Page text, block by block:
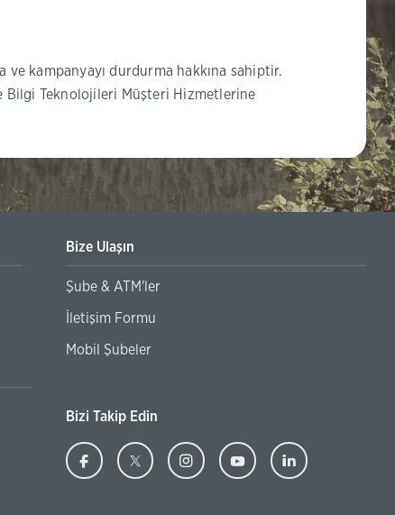
ve kampanyayı durdurma hakkına sahiptir.
Bilgi Teknolojileri Müşteri Hizmetlerine
Banka Hesaplarının 3. Kişilere Kullandırılmaması Hakkında
Bize Ulaşın
Şube & ATM'ler
İletişim Formu
Mobil Şubeler
Bizi Takip Edin
Ziraat
(BuZiraat
(BuZiraat
(BuZiraat
(BuZiraat
(Bu